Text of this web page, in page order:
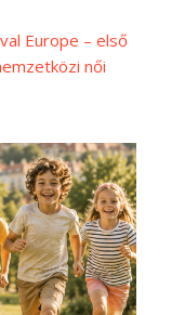
Europe – első
női